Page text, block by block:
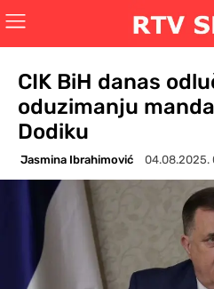
CIK BiH danas
oduzimanju
Dodiku
Jasmina Ibrahimović 04.08.2025.